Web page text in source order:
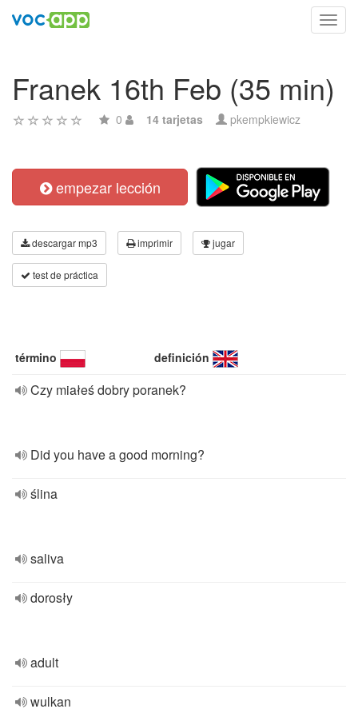
Franek 16th Feb (35 min)
0 14 tarjetas pkempkiewicz
empezar lección
descargar mp3 imprimir jugar
test de práctica
término definición
Czy miałeś dobry poranek?
Did you have a good morning?
ślina
saliva
dorosły
adult
wulkan